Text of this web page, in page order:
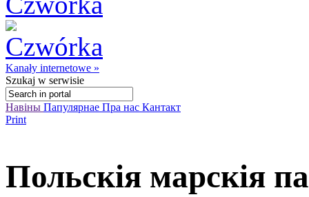
Kanały internetowe »
Szukaj w serwisie
Навіны Папулярнае Пра нас Кантакт
Print
Польскія марскія